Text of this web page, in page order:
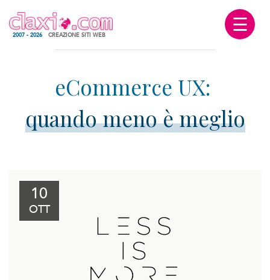
2007 - 2026 CREAZIONE SITI WEB ☰
quando meno è meglio
10
OTT